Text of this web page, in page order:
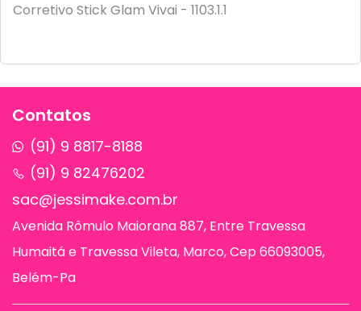
Corretivo Stick Glam Vivai - 1103.1.1
Contatos
(91) 9 8817-8188
(91) 9 82476202
sac@jessimake.com.br
Avenida Rômulo Maiorana 887, Entre Travessa
Humaitá e Travessa Vileta, Marco, Cep 66093005,
Belém-Pa